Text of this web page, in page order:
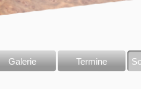
Galerie Termine